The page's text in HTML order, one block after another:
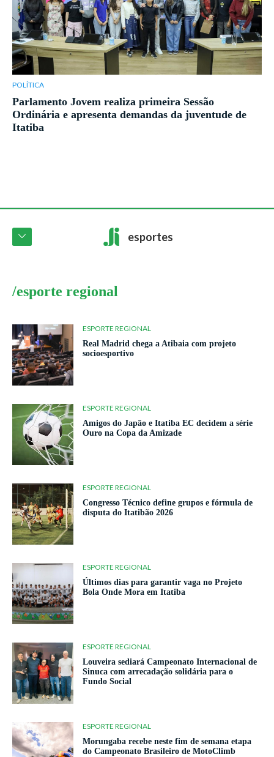
POLÍTICA
Parlamento Jovem realiza primeira Sessão
Ordinária e apresenta demandas da juventude de
Itatiba
esportes
/esporte regional
ESPORTE REGIONAL
Real Madrid chega a Atibaia com projeto
socioesportivo
ESPORTE REGIONAL
Amigos do Japão e Itatiba EC decidem a série
Ouro na Copa da Amizade
ESPORTE REGIONAL
Congresso Técnico define grupos e fórmula de
disputa do Itatibão 2026
ESPORTE REGIONAL
Últimos dias para garantir vaga no Projeto
Bola Onde Mora em Itatiba
ESPORTE REGIONAL
Louveira sediará Campeonato Internacional de
Sinuca com arrecadação solidária para o
Fundo Social
ESPORTE REGIONAL
Morungaba recebe neste fim de semana etapa
do Campeonato Brasileiro de MotoClimb